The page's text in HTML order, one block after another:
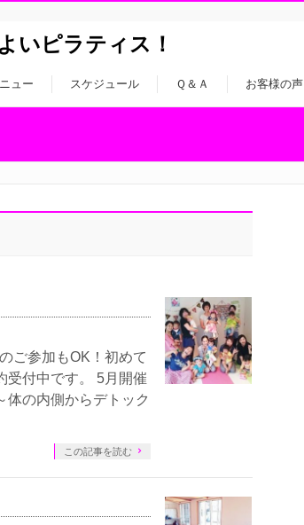
いピラティス！
ュー スケジュール Ｑ＆Ａ お客様の声
ご参加もOK！初めて
受付中です。 5月開催
体の内側からデトック
この記事を読む